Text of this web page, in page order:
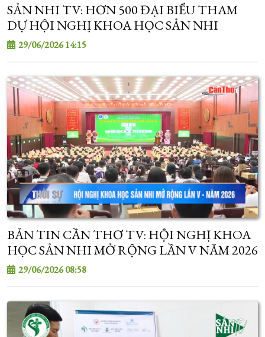
SẢN NHI TV: HƠN 500 ĐẠI BIỂU THAM
DỰ HỘI NGHỊ KHOA HỌC SẢN NHI
29/06/2026 14:15
BẢN TIN CẦN THƠ TV: HỘI NGHỊ KHOA
HỌC SẢN NHI MỞ RỘNG LẦN V NĂM 2026
29/06/2026 08:58